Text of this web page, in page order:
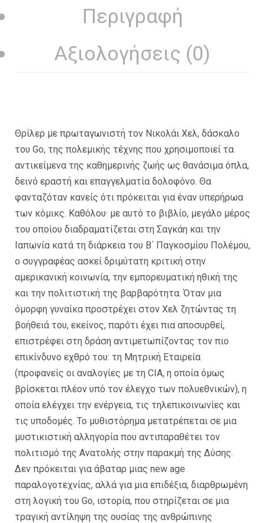
Περιγραφή
Αξιολογήσεις (0)
Θρίλερ με πρωταγωνιστή τον Νικολάι Χελ, δάσκαλο
του Go, της πολεμικής τέχνης που χρησιμοποιεί τα
αντικείμενα της καθημερινής ζωής ως θανάσιμα όπλα,
δεινό εραστή και επαγγελματία δολοφόνο. Θα
φανταζόταν κανείς ότι πρόκειται για έναν υπερήρωα
των κόμικς. Καθόλου· με αυτό το βιβλίο, μεγάλο μέρος
του οποίου διαδραματίζεται στη Σαγκάη και την
Ιαπωνία κατά τη διάρκεια του Β΄ Παγκοσμίου Πολέμου,
ο συγγραφέας ασκεί δριμύτατη κριτική στην
αμερικανική κοινωνία, την εμπορευματική ηθική της
και την πολιτιστική της βαρβαρότητα. Όταν μια
όμορφη γυναίκα προστρέχει στον Χελ ζητώντας τη
βοήθειά του, εκείνος, παρότι έχει πια αποσυρθεί,
επιστρέφει στη δράση αντιμετωπίζοντας τον πιο
επικίνδυνο εχθρό του: τη Μητρική Εταιρεία
(προφανείς οι αναλογίες με τη CIA, η οποία όμως
βρίσκεται πλέον υπό τον έλεγχο των πολυεθνικών), η
οποία ελέγχει την ενέργεια, τις τηλεπικοινωνίες και
τις υποδομές. Το μυθιστόρημα μετατρέπεται σε μια
μυστικιστική αλληγορία που αντιπαραθέτει τον
πολιτισμό της Ανατολής στην παρακμή της Δύσης.
Δεν πρόκειται για άβαταρ μιας new age
παραλογοτεχνίας, αλλά για μια επιδέξια, διαρθρωμένη
στη λογική του Go, ιστορία, που στηρίζεται σε μια
τραγική αντίληψη της ουσίας της ανθρώπινης